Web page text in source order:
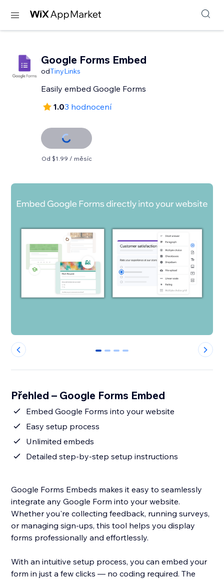
Google Forms Embed
odTinyLinks
Easily embed Google Forms
1.03 hodnocení
Od $1.99 / měsíc
0 1 2 3
Přehled – Google Forms Embed
Embed Google Forms into your website
Easy setup process
Unlimited embeds
Detailed step-by-step setup instructions
Google Forms Embeds makes it easy to seamlessly
integrate any Google Form into your website.
Whether you're collecting feedback, running surveys,
or managing sign-ups, this tool helps you display
forms professionally and effortlessly.
With an intuitive setup process, you can embed your
form in just a few clicks — no coding required. The